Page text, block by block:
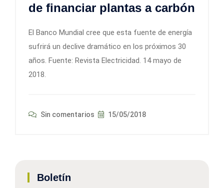
de financiar plantas a carbón
El Banco Mundial cree que esta fuente de energía
sufrirá un declive dramático en los próximos 30
años. Fuente: Revista Electricidad. 14 mayo de
2018.
Sin comentarios 15/05/2018
Boletín